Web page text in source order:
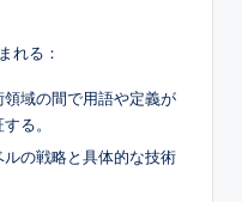
れる：
域の間で用語や定義が
る。
ルの戦略と具体的な技術